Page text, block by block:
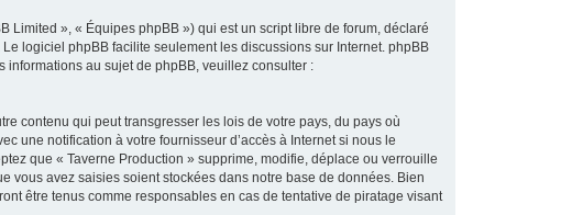
Limited », « Équipes phpBB ») qui est un script libre de forum, déclaré
Le logiciel phpBB facilite seulement les discussions sur Internet. phpBB
informations au sujet de phpBB, veuillez consulter :
contenu qui peut transgresser les lois de votre pays, du pays où
une notification à votre fournisseur d’accès à Internet si nous le
que « Taverne Production » supprime, modifie, déplace ou verrouille
vous avez saisies soient stockées dans notre base de données. Bien
être tenus comme responsables en cas de tentative de piratage visant